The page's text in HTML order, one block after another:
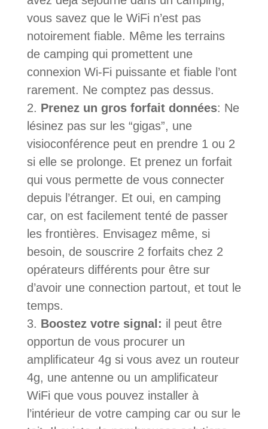
vous savez que le WiFi n’est pas
notoirement fiable. Même les terrains
de camping qui promettent une
connexion Wi-Fi puissante et fiable l’ont
rarement. Ne comptez pas dessus.
Prenez un gros forfait données: Ne
lésinez pas sur les “gigas”, une
visioconférence peut en prendre 1 ou 2
si elle se prolonge. Et prenez un forfait
qui vous permette de vous connecter
depuis l’étranger. Et oui, en camping
car, on est facilement tenté de passer
les frontières. Envisagez même, si
besoin, de souscrire 2 forfaits chez 2
opérateurs différents pour être sur
d’avoir une connection partout, et tout le
temps.
Boostez votre signal: il peut être
opportun de vous procurer un
amplificateur 4g si vous avez un routeur
4g, une antenne ou un amplificateur
WiFi que vous pouvez installer à
l’intérieur de votre camping car ou sur le